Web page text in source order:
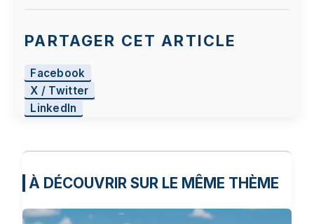
PARTAGER CET ARTICLE
Facebook
X / Twitter
LinkedIn
À DÉCOUVRIR SUR LE MÊME THÈME